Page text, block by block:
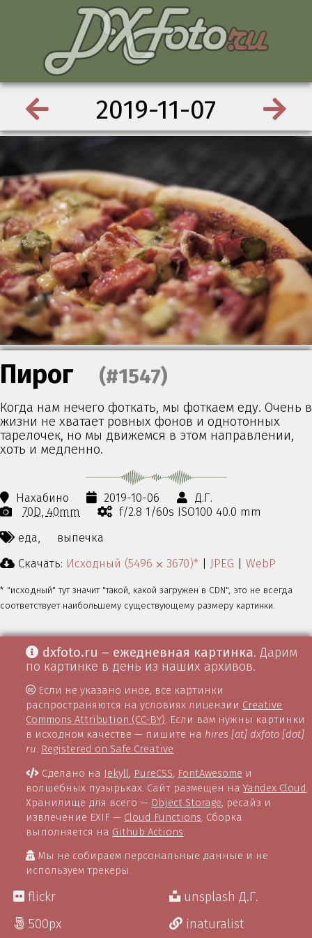
2019-11-07
Пирог (#1547)
Когда нам нечего фоткать, мы фоткаем еду. Очень в
жизни не хватает ровных фонов и однотонных
тарелочек, но мы движемся в этом направлении,
хоть и медленно.
Нахабино 2019-10-06
Д.Г.
70D 40mm
f/2.8 1/60s ISO100 40.0 mm
еда,
выпечка
Скачать: Исходный (5496 ⨉ 3670)* | JPEG | WebP
* "исходный" тут значит "такой, какой загружен в CDN", это не всегда
соответствует наибольшему существующему размеру картинки.
dxfoto.ru – ежедневная картинка. Дарим
по картинке в день из наших архивов.
Если не указано иное, все картинки
распространяются на условиях лицензии Creative
Commons Attribution (CC-BY). Если вам нужны картинки
в исходном качестве — пишите на hires [at] dxfoto [dot]
ru. Registered on Safe Creative
Сделано на Jekyll, PureCSS, FontAwesome и
волшебных пузырьках. Сайт размещён наYandex Cloud
Хранилище для всего — Object Storage, ресайз и
извлечение EXIF — Cloud Functions . Сборка
выполняется на Github Actions
Мы не собираем персональные данные и не
используем трекеры.
flickr
500px
unsplash Д.Г.
inaturalist